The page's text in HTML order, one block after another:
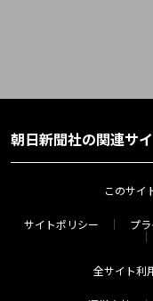
朝日新聞社の関連サ
このサイ
サイトポリシー プ
全サイト利